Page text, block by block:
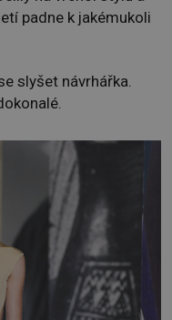
padne k jakémukoli
slyšet návrhářka.